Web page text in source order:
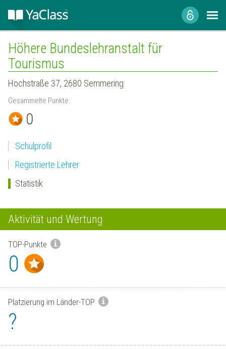
Höhere Bundeslehranstalt für
Tourismus
Hochstraße 37, 2680 Semmering
Gesammelte Punkte:
0
Schulprofil
Registrierte Lehrer
Statistik
Aktivität und Wertung
TOP-Punkte
0
Platzierung im Länder-TOP
?